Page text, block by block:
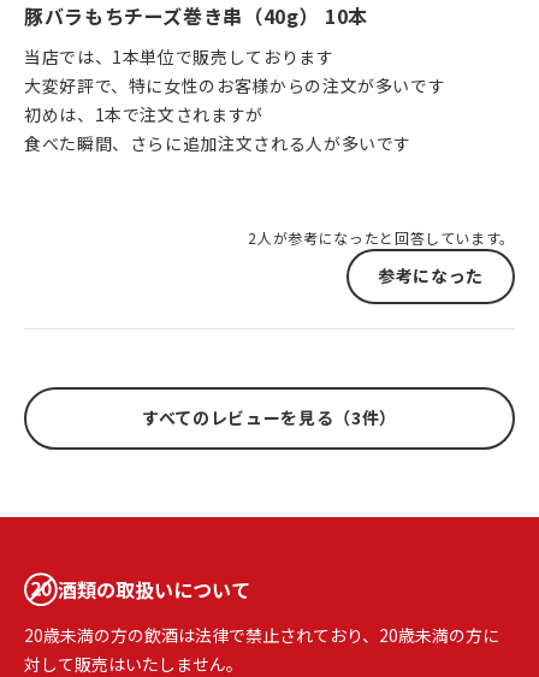
豚バラもちチーズ巻き串（40g） 10本
当店では、1本単位で販売しております
大変好評で、特に女性のお客様からの注文が多いです
初めは、1本で注文されますが
食べた瞬間、さらに追加注文される人が多いです
2人が参考になったと回答しています。
参考になった
すべてのレビューを見る（3件）
酒類の取扱いについて
20歳未満の方の飲酒は法律で禁止されており、20歳未満の方に
対して販売はいたしません。